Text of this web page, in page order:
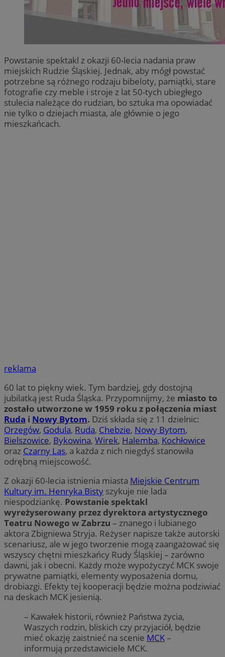
Powstanie spektakl z okazji 60-lecia nadania praw
miejskich Rudzie Śląskiej. Jednak, aby mógł powstać
potrzebne są różnego rodzaju bibeloty, pamiątki, stare
fotografie czy meble i stroje z lat 50-tych ubiegłego
stulecia należące do rudzian, bo sztuka ma opowiadać
nie tylko o dziejach miasta, ale głównie o jego
mieszkańcach.
reklama
60 lat to piękny wiek. Tym bardziej, gdy dostojną
jubilatką jest Ruda Śląska. Przypomnijmy, że miasto to
zostało utworzone w 1959 roku z połączenia miast
Ruda i Nowy Bytom. Dziś składa się z 11 dzielnic:
Orzegów, Godula, Ruda, Chebzie, Nowy Bytom,
Bielszowice, Bykowina, Wirek, Halemba, Kochłowice
oraz Czarny Las, a każda z nich niegdyś stanowiła
odrębną miejscowość.
Z okazji 60-lecia istnienia miasta Miejskie Centrum
Kultury im. Henryka Bisty szykuje nie lada
niespodziankę. Powstanie spektakl
wyreżyserowany przez dyrektora artystycznego
Teatru Nowego w Zabrzu – znanego i lubianego
aktora Zbigniewa Stryja. Reżyser napisze także autorski
scenariusz, ale w jego tworzenie mogą zaangażować się
wszyscy chętni mieszkańcy Rudy Śląskiej – zarówno
dawni, jak i obecni. Każdy może wypożyczyć MCK swoje
prywatne pamiątki, elementy wyposażenia domu,
drobiazgi. Efekty tej kooperacji będzie można podziwiać
na deskach MCK jesienią.
– Kawałek historii, również Państwa życia,
Waszych rodzin, bliskich czy przyjaciół, będzie
mieć okazję zaistnieć na scenie MCK–
informują przedstawiciele MCK.